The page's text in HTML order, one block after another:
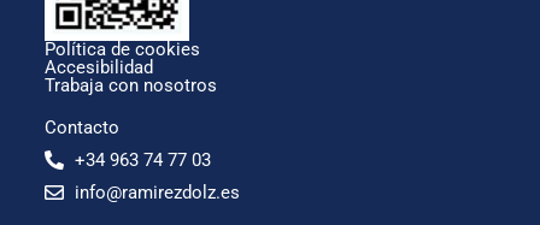
Política de cookies
Accesibilidad
Trabaja con nosotros
Contacto
+34 963 74 77 03
info@ramirezdolz.es